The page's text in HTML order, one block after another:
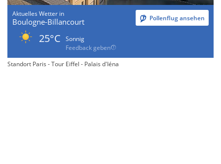
Aktuelles Wetter in
Boulogne-Billancourt Pollenflug ansehen
25°C
Sonnig
Feedback geben
Standort Paris - Tour Eiffel - Palais d'Iéna